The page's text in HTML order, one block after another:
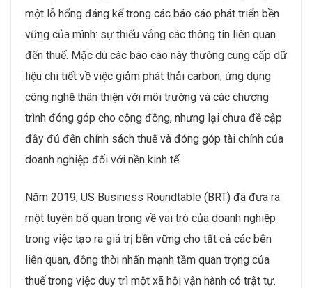
một lỗ hổng đáng kể trong các báo cáo phát triển bền
vững của mình: sự thiếu vắng các thông tin liên quan
đến thuế. Mặc dù các báo cáo này thường cung cấp dữ
liệu chi tiết về việc giảm phát thải carbon, ứng dụng
công nghệ thân thiện với môi trường và các chương
trình đóng góp cho cộng đồng, nhưng lại chưa đề cập
đầy đủ đến chính sách thuế và đóng góp tài chính của
doanh nghiệp đối với nền kinh tế.
Năm 2019, US Business Roundtable (BRT) đã đưa ra
một tuyên bố quan trọng về vai trò của doanh nghiệp
trong việc tạo ra giá trị bền vững cho tất cả các bên
liên quan, đồng thời nhấn mạnh tầm quan trọng của
thuế trong việc duy trì một xã hội vận hành có trật tự.